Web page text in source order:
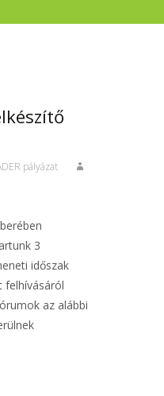
pályázat
3
időszak
felhívásáról
az alábbi